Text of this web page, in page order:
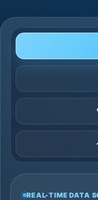
REAL-TIME DATA